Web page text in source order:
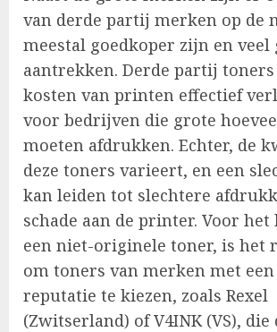
van derde partij merken op de
meestal goedkoper zijn en
aantrekken. Derde partij
kosten van printen effectief
voor bedrijven die grote
moeten afdrukken. Echter, de
deze toners varieert, en een
kan leiden tot slechtere
schade aan de printer. Voor het
een niet-originele toner, is het
om toners van merken met een
reputatie te kiezen, zoals Rexel
(Zwitserland) of V4INK (VS),